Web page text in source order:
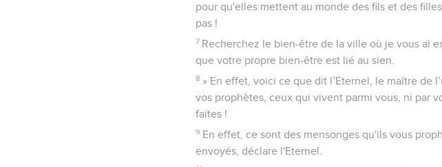
pour qu'elles mettent au monde des fils et des
pas !
7 Recherchez le bien-être de la ville où je vous ai
que votre propre bien-être est lié au sien.
8 » En effet, voici ce que dit l’Eternel, le maître de
vos prophètes, ceux qui vivent parmi vous, ni par
faites !
9 En effet, ce sont des mensonges qu'ils vous
envoyés, déclare l'Eternel.